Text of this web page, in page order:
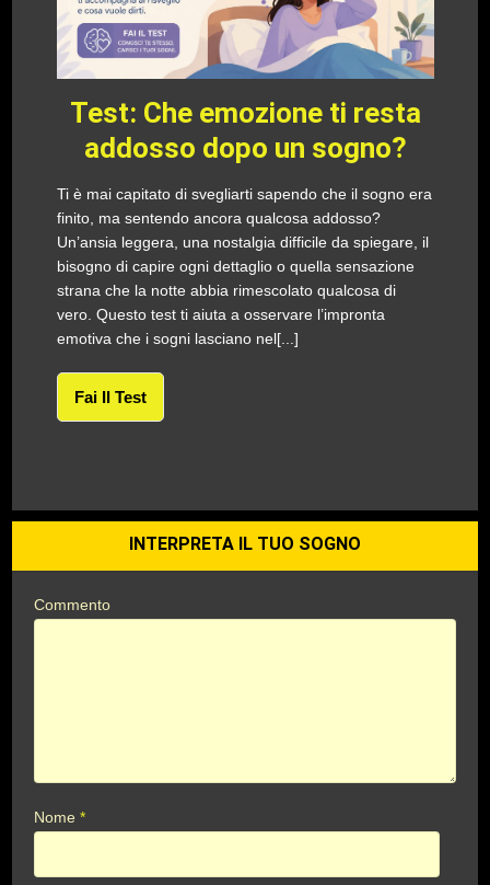
Test: Che emozione ti resta
addosso dopo un sogno?
Ti è mai capitato di svegliarti sapendo che il sogno era
finito, ma sentendo ancora qualcosa addosso?
Un’ansia leggera, una nostalgia difficile da spiegare, il
bisogno di capire ogni dettaglio o quella sensazione
strana che la notte abbia rimescolato qualcosa di
vero. Questo test ti aiuta a osservare l’impronta
emotiva che i sogni lasciano nel[...]
Fai Il Test
INTERPRETA IL TUO SOGNO
Commento
Nome*